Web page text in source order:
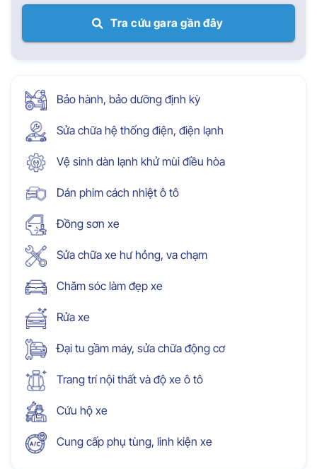
Tra cứu gara gần đây
Bảo hành, bảo dưỡng định kỳ
Sửa chữa hệ thống điện, điện lạnh
Vệ sinh dàn lạnh khử mùi điều hòa
Dán phim cách nhiệt ô tô
Đồng sơn xe
Sửa chữa xe hư hỏng, va chạm
Chăm sóc làm đẹp xe
Rửa xe
Đại tu gầm máy, sửa chữa động cơ
Trang trí nội thất và độ xe ô tô
Cứu hộ xe
Cung cấp phụ tùng, linh kiện xe